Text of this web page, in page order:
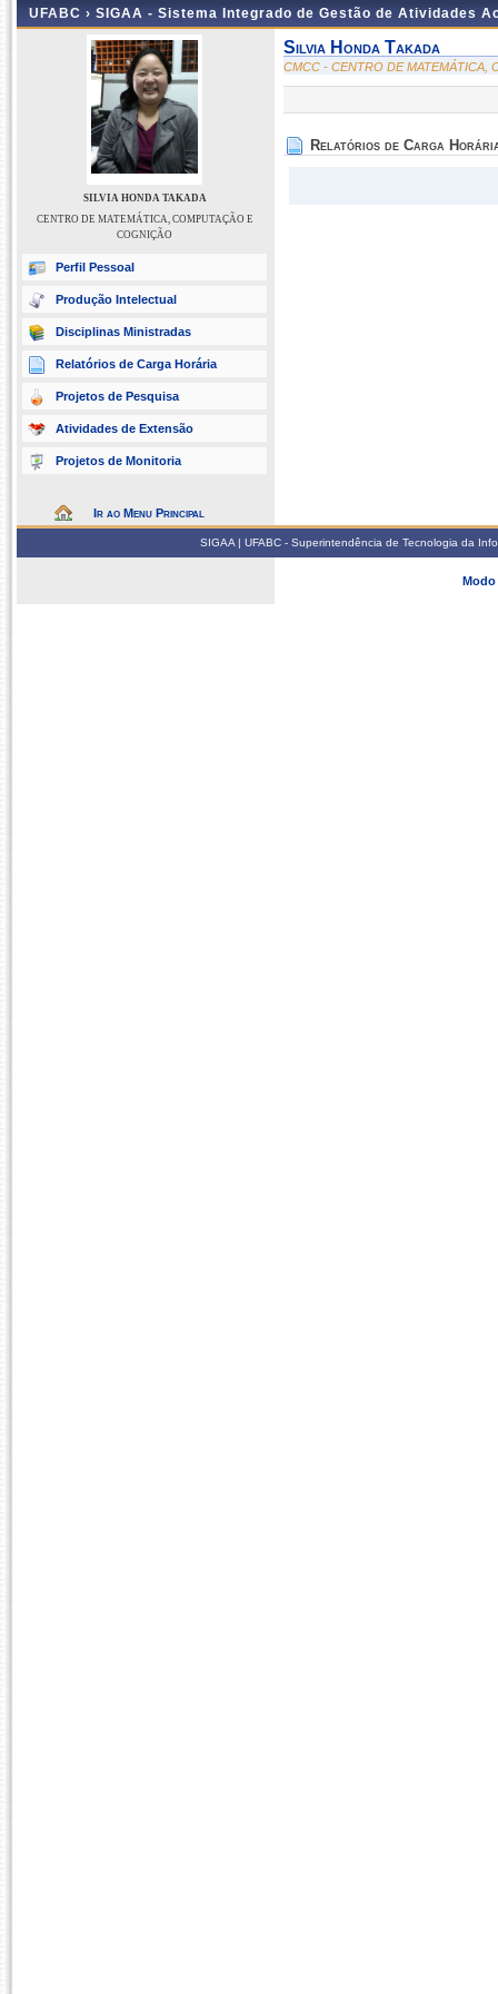
UFABC › SIGAA - Sistema Integrado de Gestão de Atividades
SILVIA HONDA TAKADA
CENTRO DE MATEMÁTICA, COMPUTAÇÃO E
COGNIÇÃO
Perfil Pessoal
Produção Intelectual
Disciplinas Ministradas
Relatórios de Carga Horária
Projetos de Pesquisa
Atividades de Extensão
Projetos de Monitoria
Ir ao Menu Principal
Silvia Honda Takada
CMCC - CENTRO DE MATEMÁTICA,
Relatórios de Carga
SIGAA | UFABC - Superintendência de Tecnologia da
Modo